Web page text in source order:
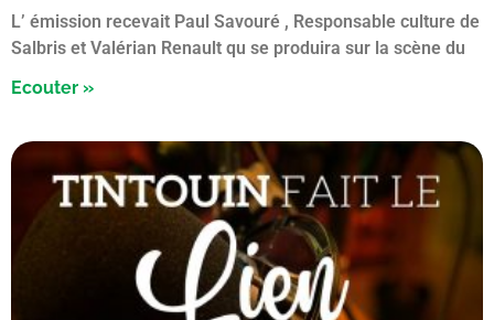
L’ émission recevait Paul Savouré , Responsable culture de
Salbris et Valérian Renault qu se produira sur la scène du
Ecouter »